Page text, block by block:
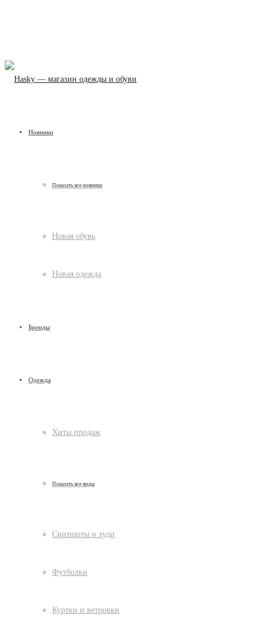
Новинки
Показать все новинки
Новая обувь
Новая одежда
Бренды
Одежда
Хиты продаж
Показать все виды
Свитшоты и худи
Футболки
Куртки и ветровки